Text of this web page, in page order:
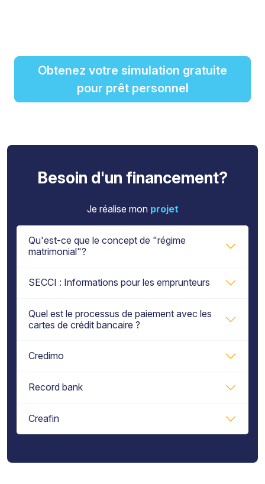
Obtenez votre simulation gratuite
pour prêt personnel
Besoin d'un financement?
Je réalise mon projet
Qu'est-ce que le concept de "régime
matrimonial"?
SECCI : Informations pour les emprunteurs
Quel est le processus de paiement avec les
cartes de crédit bancaire ?
Credimo
Record bank
Creafin